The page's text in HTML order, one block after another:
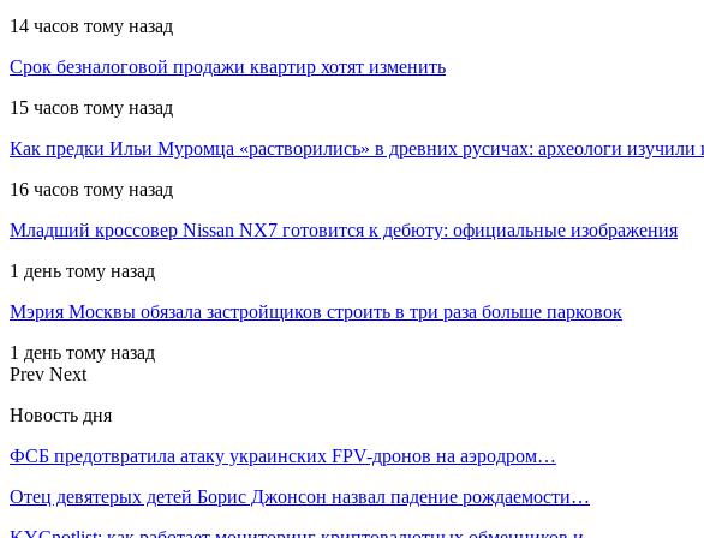
14 часов тому назад
Срок безналоговой продажи квартир хотят изменить
15 часов тому назад
Как предки Ильи Муромца «растворились» в древних русичах: археологи
16 часов тому назад
Младший кроссовер Nissan NX7 готовится к дебюту: официальные изображения
1 день тому назад
Мэрия Москвы обязала застройщиков строить в три раза больше парковок
1 день тому назад
Prev Next
Новость дня
ФСБ предотвратила атаку украинских FPV-дронов на аэродром…
Отец девятерых детей Борис Джонсон назвал падение рождаемости…